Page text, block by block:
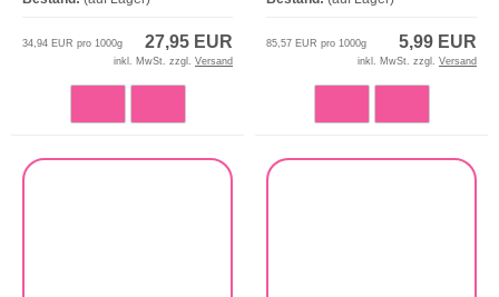
27,95 EUR
34,94 EUR pro 1000g
inkl. MwSt. zzgl. Versand
5,99 EUR
85,57 EUR pro 1000g
inkl. MwSt. zzgl. Versand